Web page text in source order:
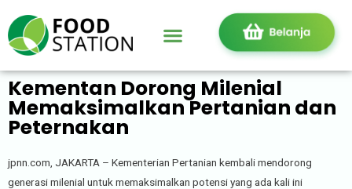
Kementan Dorong Milenial
Memaksimalkan Pertanian dan
Peternakan
jpnn.com, JAKARTA – Kementerian Pertanian kembali mendorong
generasi milenial untuk memaksimalkan potensi yang ada kali ini